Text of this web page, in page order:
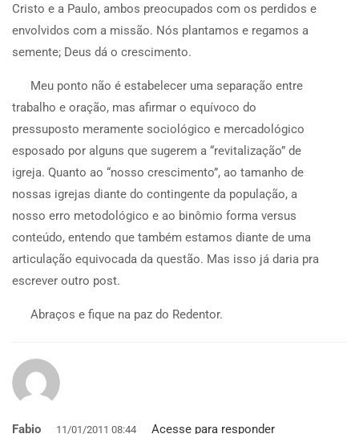
Cristo e a Paulo, ambos preocupados com os perdidos e
envolvidos com a missão. Nós plantamos e regamos a
semente; Deus dá o crescimento.
Meu ponto não é estabelecer uma separação entre
trabalho e oração, mas afirmar o equívoco do
pressuposto meramente sociológico e mercadológico
esposado por alguns que sugerem a “revitalização” de
igreja. Quanto ao “nosso crescimento”, ao tamanho de
nossas igrejas diante do contingente da população, a
nosso erro metodológico e ao binômio forma versus
conteúdo, entendo que também estamos diante de uma
articulação equivocada da questão. Mas isso já daria pra
escrever outro post.
Abraços e fique na paz do Redentor.
Fabio 11/01/2011 08:44 Acesse para responder